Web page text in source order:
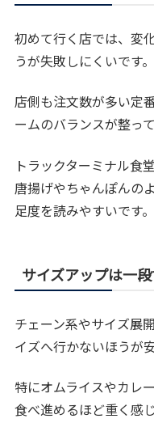
初めて行く店では、変
うが失敗しにくいです。
店側も注文数が多い定
ームのバランスが整っ
トラックターミナル食
唐揚げやちゃんぽんの
足度を読みやすいです。
サイズアップは一
チェーン系やサイズ展
イズへ行かないほうが安
特にオムライスやカレ
食べ進めるほど重く感